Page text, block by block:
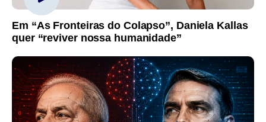
Em “As Fronteiras do Colapso”, Daniela Kallas
quer “reviver nossa humanidade”